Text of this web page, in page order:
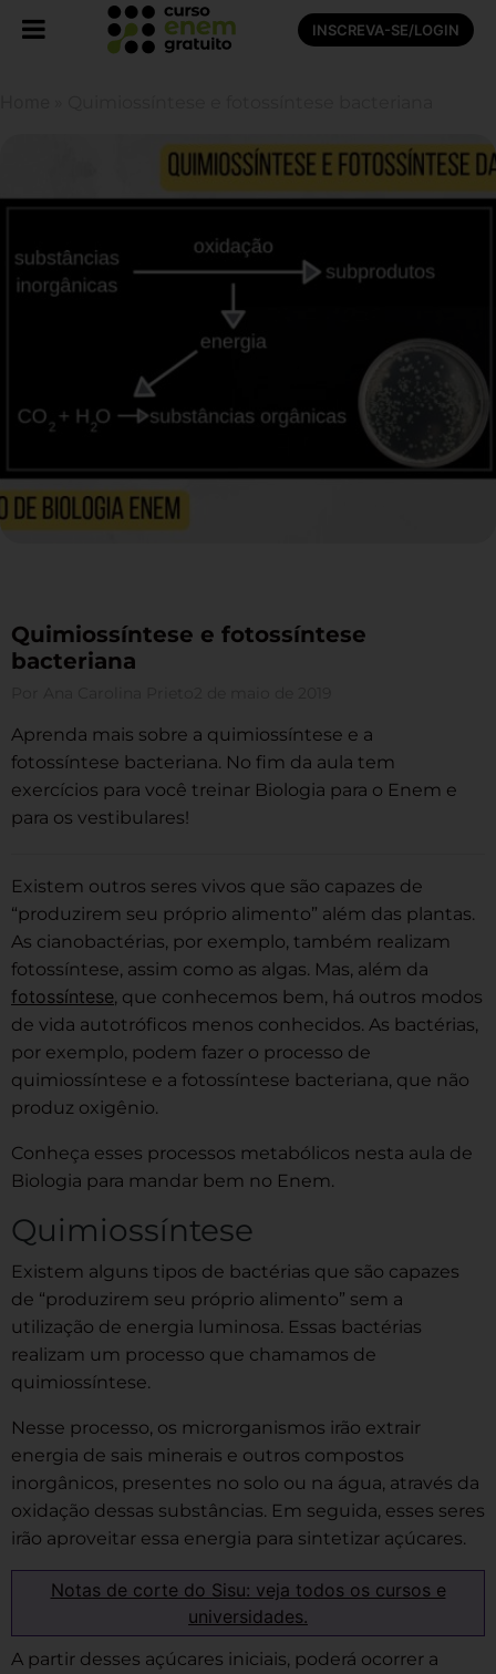
INSCREVA-SE/LOGIN
Quimiossíntese e fotossíntese
bacteriana
Aprenda mais sobre a quimiossíntese e a
fotossíntese bacteriana. No fim da aula tem
exercícios para você treinar Biologia para o Enem e
para os vestibulares!
Existem outros seres vivos que são capazes de
“produzirem seu próprio alimento” além das plantas.
As cianobactérias, por exemplo, também realizam
fotossíntese, assim como as algas. Mas, além da
fotossíntese, que conhecemos bem, há outros modos
de vida autotróficos menos conhecidos. As bactérias,
por exemplo, podem fazer o processo de
quimiossíntese e a fotossíntese bacteriana, que não
produz oxigênio.
Conheça esses processos metabólicos nesta aula de
Biologia para mandar bem no Enem.
Quimiossíntese
Existem alguns tipos de bactérias que são capazes
de “produzirem seu próprio alimento” sem a
utilização de energia luminosa. Essas bactérias
realizam um processo que chamamos de
quimiossíntese.
Nesse processo, os microrganismos irão extrair
energia de sais minerais e outros compostos
inorgânicos, presentes no solo ou na água, através da
oxidação dessas substâncias. Em seguida, esses seres
irão aproveitar essa energia para sintetizar açúcares.
Notas de corte do Sisu: veja todos os cursos e
universidades.
A partir desses açúcares iniciais, poderá ocorrer a